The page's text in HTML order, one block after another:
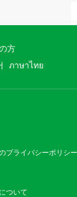
方
ภาษาไทย
プライバシーポリシー
ついて